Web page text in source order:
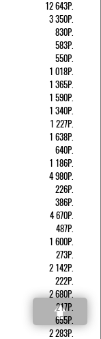
12 643Р.
3 350Р.
830Р.
583Р.
550Р.
1 018Р.
1 365Р.
1 590Р.
1 340Р.
1 227Р.
1 638Р.
640Р.
1 186Р.
4 980Р.
226Р.
386Р.
4 670Р.
487Р.
1 600Р.
273Р.
2 142Р.
222Р.
2 680Р.
217Р.
655Р.
2 283Р.